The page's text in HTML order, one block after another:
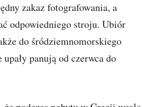
zakaz fotografowania, a
odpowiedniego stroju. Ubiór
do śródziemnomorskiego
panują od czerwca do